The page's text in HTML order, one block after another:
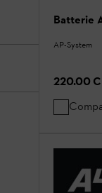
Batterie
AP-System
220.00